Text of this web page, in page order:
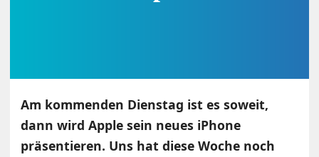
Am kommenden Dienstag ist es soweit,
dann wird Apple sein neues iPhone
präsentieren. Uns hat diese Woche noch